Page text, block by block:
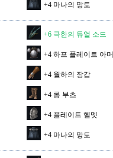
+4 마나의 망토
+6 극한의 듀얼 소드
+4 하프 플레이트 아머
+4 월하의 장갑
+4 롱 부츠
+4 플레이트 헬멧
+4 마나의 망토